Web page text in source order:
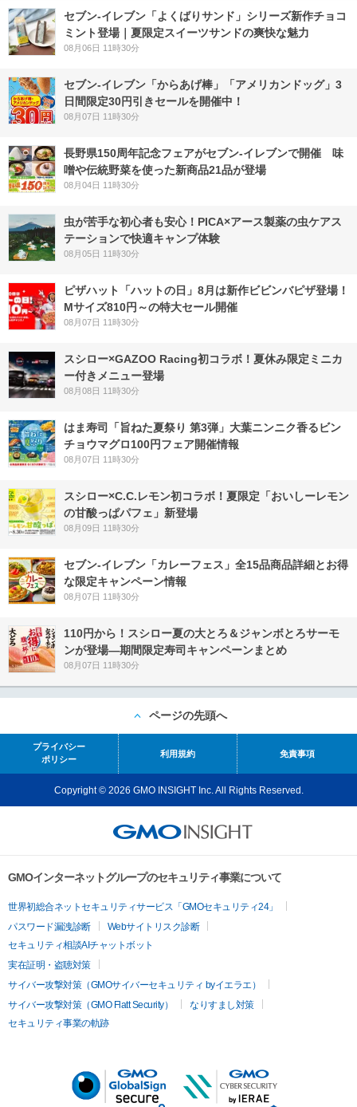
セブン‐イレブン「よくばりサンド」シリーズ新作チョコ
ミント登場｜夏限定スイーツサンドの爽快な魅力
08月06日 11時30分
セブン‐イレブン「からあげ棒」「アメリカンドッグ」3
日間限定30円引きセールを開催中！
08月07日 11時30分
長野県150周年記念フェアがセブン-イレブンで開催 味
噌や伝統野菜を使った新商品21品が登場
08月04日 11時30分
虫が苦手な初心者も安心！PICA×アース製薬の虫ケアス
テーションで快適キャンプ体験
08月05日 11時30分
ピザハット「ハットの日」8月は新作ビビンバピザ登場！
Mサイズ810円～の特大セール開催
08月07日 11時30分
スシロー×GAZOO Racing初コラボ！夏休み限定ミニカ
ー付きメニュー登場
08月08日 11時30分
はま寿司「旨ねた夏祭り 第3弾」大葉ニンニク香るビン
チョウマグロ100円フェア開催情報
08月07日 11時30分
スシロー×C.C.レモン初コラボ！夏限定「おいしーレモン
の甘酸っぱパフェ」新登場
08月09日 11時30分
セブン‐イレブン「カレーフェス」全15品商品詳細とお得
な限定キャンペーン情報
08月07日 11時30分
110円から！スシロー夏の大とろ＆ジャンボとろサーモ
ンが登場―期間限定寿司キャンペーンまとめ
08月07日 11時30分
ページの先頭へ
プライバシー
ポリシー
利用規約 免責事項
Copyright © 2026 GMO INSIGHT Inc. All Rights Reserved.
GMOインターネットグループのセキュリティ事業について
世界初総合ネットセキュリティサービス「GMOセキュリティ24」
パスワード漏洩診断
Webサイトリスク診断
セキュリティ相談AIチャットボット
実在証明・盗聴対策
サイバー攻撃対策（GMOサイバーセキュリティ byイエラエ）
サイバー攻撃対策（GMO Flatt Security）
なりすまし対策
セキュリティ事業の軌跡